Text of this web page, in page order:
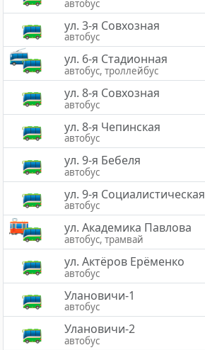
автобус
ул. 3-я Совхозная
автобус
ул. 6-я Стадионная
автобус, троллейбус
ул. 8-я Совхозная
автобус
ул. 8-я Чепинская
автобус
ул. 9-я Бебеля
автобус
ул. 9-я Социалистическая
автобус
ул. Академика Павлова
автобус, трамвай
ул. Актёров Ерёменко
автобус
Улановичи-1
автобус
Улановичи-2
автобус